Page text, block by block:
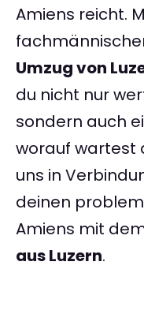
Amiens reicht.
Umzug von
du nicht nur
sondern auch
worauf wartest
uns in
deinen
Amiens mit
aus Luzern.